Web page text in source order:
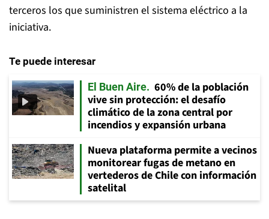
terceros los que suministren el sistema eléctrico a la
iniciativa.
Te puede interesar
El Buen Aire
60% de la población
vive sin protección: el desafío
climático de la zona central por
incendios y expansión urbana
Nueva plataforma permite a vecinos
monitorear fugas de metano en
vertederos de Chile con información
satelital